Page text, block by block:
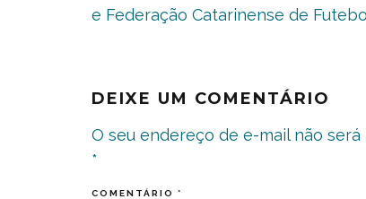
e Federação Catarinense de Futebol
DEIXE UM COMENTÁRIO
O seu endereço de e-mail não será
*
COMENTÁRIO *